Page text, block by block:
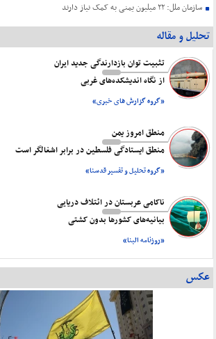
سازمان ملل: ۲۲ میلیون یمنی به کمک نیاز دارند
تحلیل و مقاله
تثبیت توان بازدارندگی جدید ایران
از نگاه اندیشکده‌های غربی
«گروه گزارش های خبری»
منطق امروز یمن
منطق ایستادگی فلسطین در برابر اشغالگر است
«گروه تحلیل و تفسیر قدسنا»
ناکامی عربستان در ائتلاف دریایی
بیانیه‌های کشورها بدون کشتی
«روزنامه البنا»
عکس